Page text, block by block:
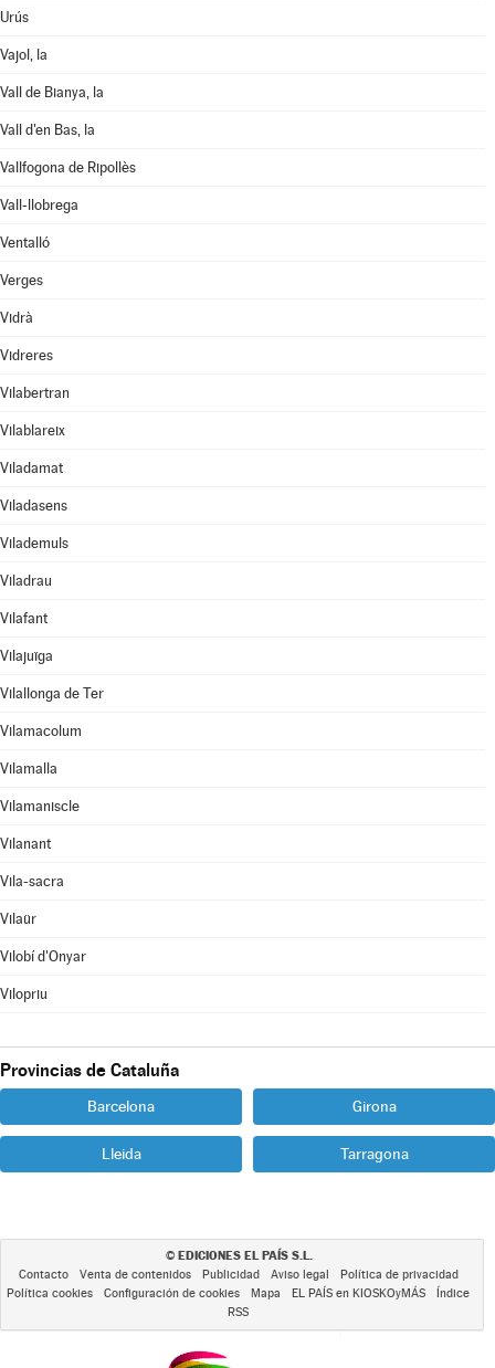
Urús
Vajol, la
Vall de Bianya, la
Vall d'en Bas, la
Vallfogona de Ripollès
Vall-llobrega
Ventalló
Verges
Vidrà
Vidreres
Vilabertran
Vilablareix
Viladamat
Viladasens
Vilademuls
Viladrau
Vilafant
Vilajuïga
Vilallonga de Ter
Vilamacolum
Vilamalla
Vilamaniscle
Vilanant
Vila-sacra
Vilaür
Vilobí d'Onyar
Vilopriu
Provincias de Cataluña
Barcelona Girona
Lleida Tarragona
© EDICIONES EL PAÍS S.L.
Contacto Venta de contenidos Publicidad Aviso legal
Política de privacidad
Política cookies
Configuración de cookies Mapa EL PAÍS en KIOSKOyMÁS
Índice
RSS